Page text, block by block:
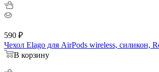
590 ₽
Чехол Elago для AirPods wireless, силикон,
В корзину